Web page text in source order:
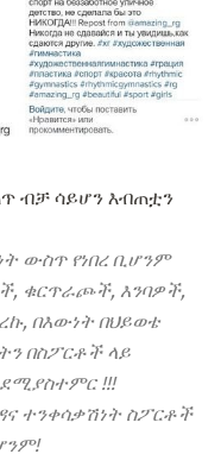
ብቻ ሳይሆን እብጠቷን
ውስጥ የነበረ ቢሆንም
ቁርጥራጮች, እንባዎች,
በእውነት በህይወቴ
በስፖርቶች ላይ
!!!
ተንቀሳቃሽነት ስፖርቶች